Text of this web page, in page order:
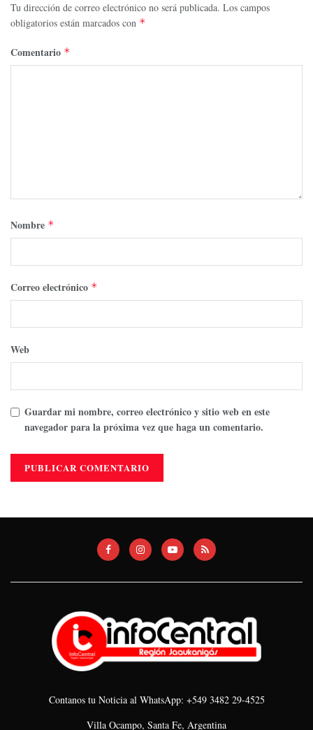
Tu dirección de correo electrónico no será publicada. Los campos
obligatorios están marcados con *
Comentario *
Nombre *
Correo electrónico *
Web
Guardar mi nombre, correo electrónico y sitio web en este
navegador para la próxima vez que haga un comentario.
Contanos tu Noticia al WhatsApp: +549 3482 29-4525
Villa Ocampo, Santa Fe, Argentina